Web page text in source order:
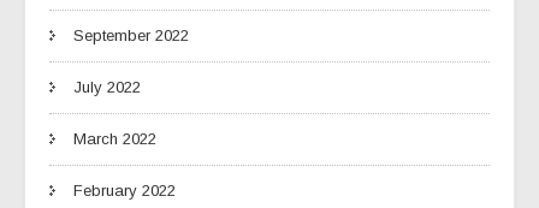
September 2022
July 2022
March 2022
February 2022